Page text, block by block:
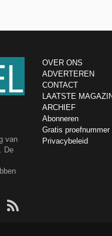
van
De
OVER ONS
ADVERTEREN
CONTACT
LAATSTE
ARCHIEF
Abonneren
Gratis proefnummer
Privacybeleid